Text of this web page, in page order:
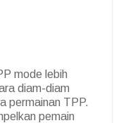
mode lebih
diam-diam
permainan TPP.
pemain